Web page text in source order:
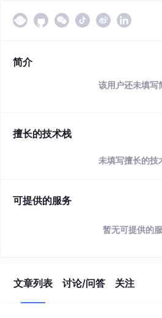
简介
该用户还未填写
擅长的技术栈
未填写擅长的技
可提供的服务
暂无可提供的
文章列表 讨论/问答 关注